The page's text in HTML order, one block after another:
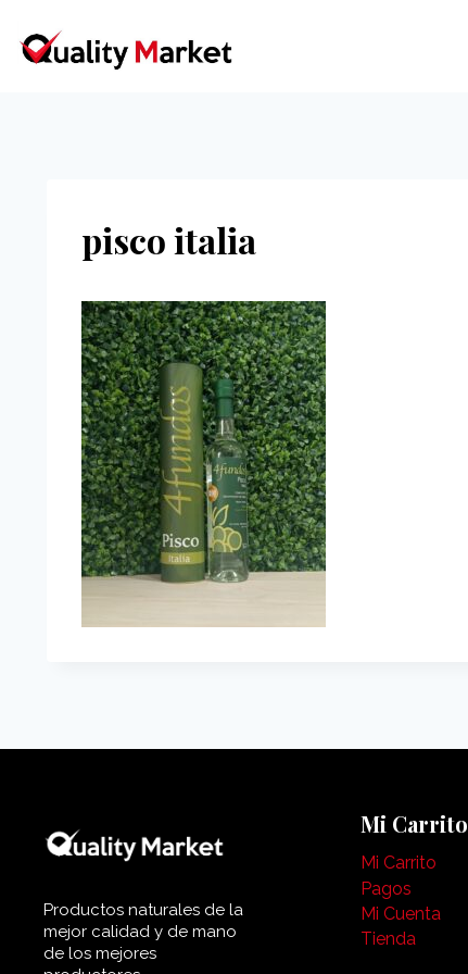
contenido
pisco italia
Productos naturales de la
mejor calidad y de mano
de los mejores
Mi Carrito
Mi Carrito
Pagos
Mi Cuenta
Tienda